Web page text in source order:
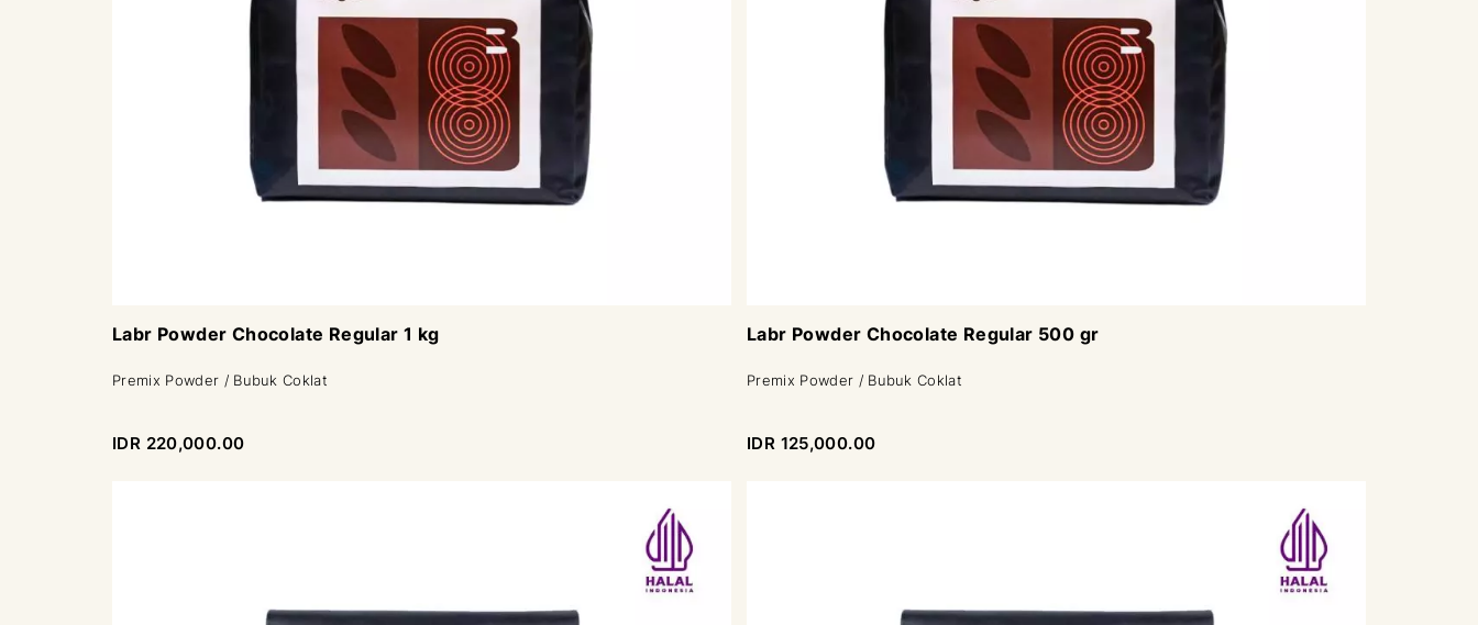
Labr Powder Chocolate Regular 1 kg
Premix Powder / Bubuk Coklat
IDR 220,000.00
Labr Powder Chocolate Regular 500 gr
Premix Powder / Bubuk Coklat
IDR 125,000.00